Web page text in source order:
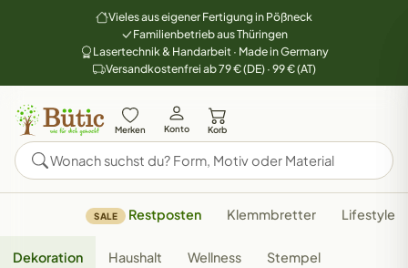
Vieles aus eigener Fertigung in Pößneck
Familienbetrieb aus Thüringen
Lasertechnik & Handarbeit · Made in Germany
Versandkostenfrei ab 79 € (DE) · 99 € (AT)
Merken Konto Korb
SALE Restposten Klemmbretter Lifestyle
Dekoration Haushalt Wellness Stempel